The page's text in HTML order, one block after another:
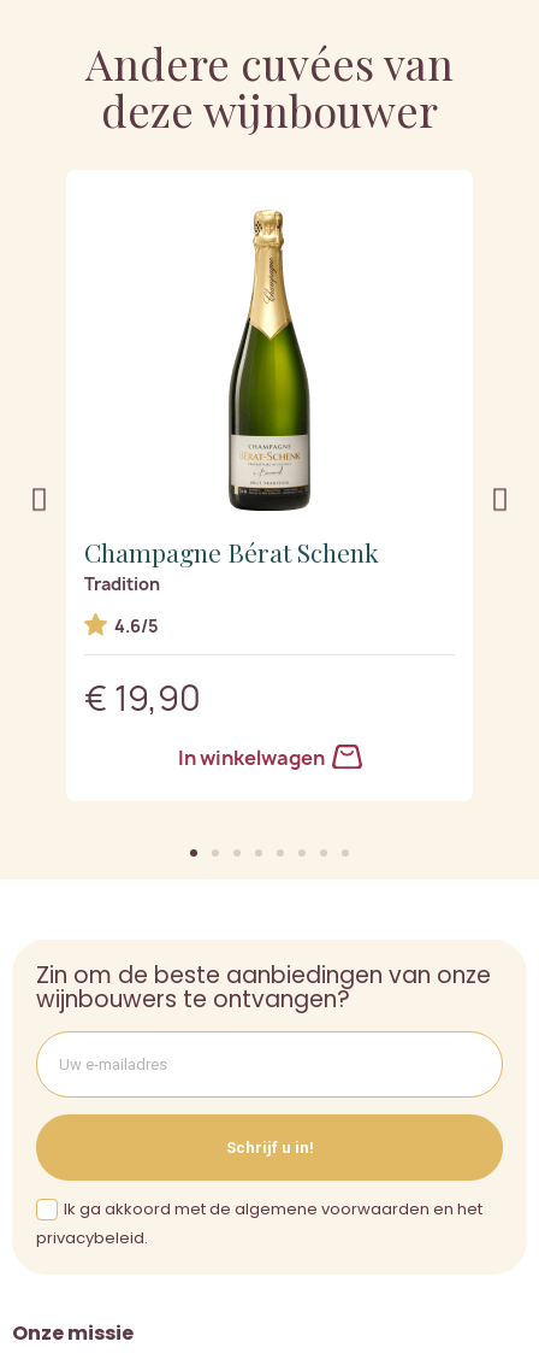
Andere cuvées van
deze wijnbouwer
Champagne Bérat Schenk
Tradition
4.6/5
€ 19,90
In winkelwagen
Onze missie
Zin om de beste aanbiedingen van onze
wijnbouwers te ontvangen?
Schrijf u in!
Ik ga akkoord met de algemene voorwaarden en het
privacybeleid.